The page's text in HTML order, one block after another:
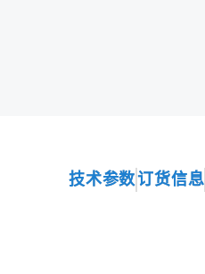
技术参数订货信息